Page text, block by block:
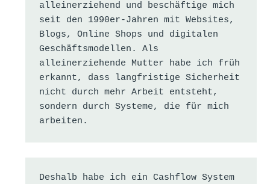
alleinerziehend und beschäftige mich
seit den 1990er-Jahren mit Websites,
Blogs, Online Shops und digitalen
Geschäftsmodellen. Als
alleinerziehende Mutter habe ich früh
erkannt, dass langfristige Sicherheit
nicht durch mehr Arbeit entsteht,
sondern durch Systeme, die für mich
arbeiten.
Deshalb habe ich ein Cashflow System